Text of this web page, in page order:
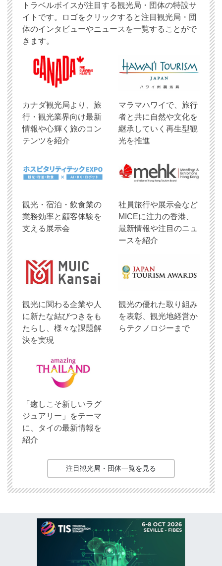
トラベルボイスが注目する観光局・団体の特設サ
イトです。ロゴをクリックすると注目観光局・団
体のインタビューやニュースを一覧することがで
きます。
​カナダ観光局より、旅
行・観光業界向け最新
情報や心輝く旅のコン
テンツを紹介
マラマハワイで、旅行
者と共に自然や文化を
継承していく再生型観
光を推進
観光・宿泊・飲食業の
業務効率と顧客体験を
支える展示会
社員旅行や展示会など
MICEに注力の香港、
最新情報や注目のニュ
ースを紹介
観光に関わる企業や人
に新たな結びつきをも
たらし、様々な課題解
決を実現
観光の優れた取り組み
を表彰、観光地経営か
らテクノロジーまで
「癒しこそ新しいラグ
ジュアリー」をテーマ
に、タイの最新情報を
紹介
注目観光局・団体一覧を見る